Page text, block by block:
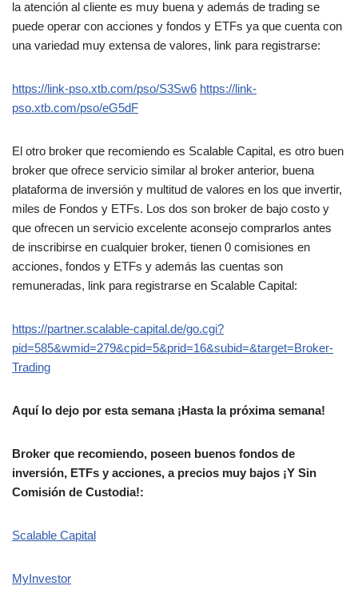
la atención al cliente es muy buena y además de trading se
puede operar con acciones y fondos y ETFs ya que cuenta con
una variedad muy extensa de valores, link para registrarse:
https://link-pso.xtb.com/pso/S3Sw6 https://link-
pso.xtb.com/pso/eG5dF
El otro broker que recomiendo es Scalable Capital, es otro buen
broker que ofrece servicio similar al broker anterior, buena
plataforma de inversión y multitud de valores en los que invertir,
miles de Fondos y ETFs. Los dos son broker de bajo costo y
que ofrecen un servicio excelente aconsejo comprarlos antes
de inscribirse en cualquier broker, tienen 0 comisiones en
acciones, fondos y ETFs y además las cuentas son
remuneradas, link para registrarse en Scalable Capital:
https://partner.scalable-capital.de/go.cgi?
pid=585&wmid=279&cpid=5&prid=16&subid=&target=Broker-
Trading
Aquí lo dejo por esta semana ¡Hasta la próxima semana!
Broker que recomiendo, poseen buenos fondos de
inversión, ETFs y acciones, a precios muy bajos ¡Y Sin
Comisión de Custodia!:
Scalable Capital
MyInvestor